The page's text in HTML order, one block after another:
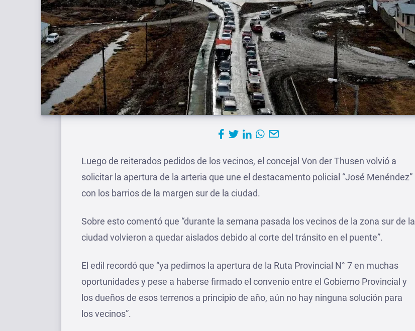
Luego de reiterados pedidos de los vecinos, el concejal Von der Thusen volvió a
solicitar la apertura de la arteria que une el destacamento policial “José Menéndez”
con los barrios de la margen sur de la ciudad.
Sobre esto comentó que “durante la semana pasada los vecinos de la zona sur de la
ciudad volvieron a quedar aislados debido al corte del tránsito en el puente”.
El edil recordó que “ya pedimos la apertura de la Ruta Provincial N° 7 en muchas
oportunidades y pese a haberse firmado el convenio entre el Gobierno Provincial y
los dueños de esos terrenos a principio de año, aún no hay ninguna solución para
los vecinos”.